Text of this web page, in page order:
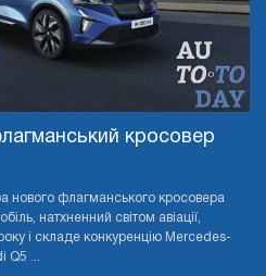
кросовер
нового флагманського кросовера
натхненний світом авіації,
і складе конкуренцію Mercedes-
Q5 ...